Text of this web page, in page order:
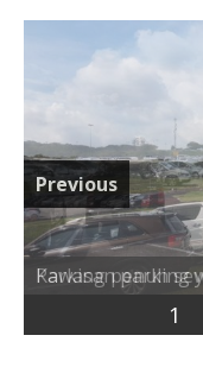
Kawasan parking
Previous
1